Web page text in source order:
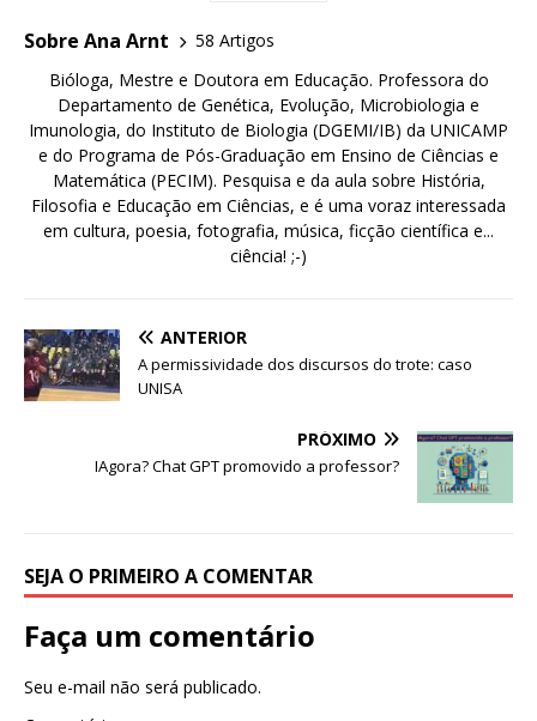
Sobre Ana Arnt
58 Artigos
Bióloga, Mestre e Doutora em Educação. Professora do
Departamento de Genética, Evolução, Microbiologia e
Imunologia, do Instituto de Biologia (DGEMI/IB) da UNICAMP
e do Programa de Pós-Graduação em Ensino de Ciências e
Matemática (PECIM). Pesquisa e da aula sobre História,
Filosofia e Educação em Ciências, e é uma voraz interessada
em cultura, poesia, fotografia, música, ficção científica e...
ciência! ;-)
ANTERIOR
A permissividade dos discursos do trote: caso
UNISA
PRÓXIMO
IAgora? Chat GPT promovido a professor?
SEJA O PRIMEIRO A COMENTAR
Faça um comentário
Seu e-mail não será publicado.